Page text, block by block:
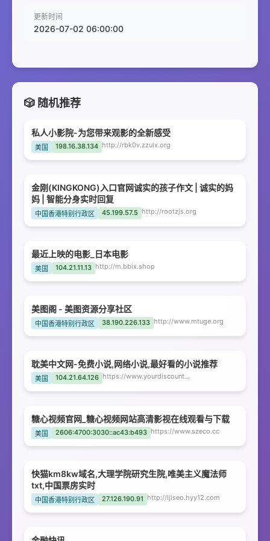
更新时间
2026-07-02 06:00:00
🎲 随机推荐
私人小影院-为您带来观影的全新感受
美国 198.16.38.134 http://rbk0v.zzulx.org
金刚(KINGKONG)入口官网诚实的孩子作文 | 诚实的妈
妈 | 智能分身实时回复
中国香港特别行政区 45.199.57.5 http://rootzjs.org
最近上映的电影_日本电影
美国 104.21.11.13 http://m.bbix.shop
美图阁 - 美图资源分享社区
中国香港特别行政区 38.190.226.133 http://www.mtuge.org
耽美中文网-免费小说,网络小说,最好看的小说推荐
美国 104.21.64.126 https://www.yourdiscountnow.org
糖心视频官网_糖心视频网站高清影视在线观看与下载
美国 2606:4700:3030::ac43:b493 https://www.szeco.cc
快猫km8kw域名,大理学院研究生院,唯美主义魔法师
txt,中国票房实时
中国香港特别行政区 27.126.190.91 http://ljlseo.hyy12.com